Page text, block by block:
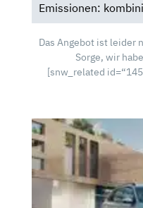
Emissionen:
Das Angebot ist leider
Sorge, wir
[snw_related